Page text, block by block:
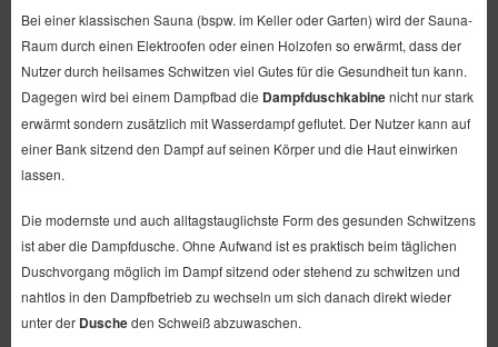
Bei einer klassischen Sauna (bspw. im Keller oder Garten) wird der Sauna-
Raum durch einen Elektroofen oder einen Holzofen so erwärmt, dass der
Nutzer durch heilsames Schwitzen viel Gutes für die Gesundheit tun kann.
Dagegen wird bei einem Dampfbad die Dampfduschkabinenicht nur stark
erwärmt sondern zusätzlich mit Wasserdampf geflutet. Der Nutzer kann auf
einer Bank sitzend den Dampf auf seinen Körper und die Haut einwirken
lassen.
Die modernste und auch alltagstauglichste Form des gesunden Schwitzens
ist aber die Dampfdusche. Ohne Aufwand ist es praktisch beim täglichen
Duschvorgang möglich im Dampf sitzend oder stehend zu schwitzen und
nahtlos in den Dampfbetrieb zu wechseln um sich danach direkt wieder
unter der Duscheden Schweiß abzuwaschen.